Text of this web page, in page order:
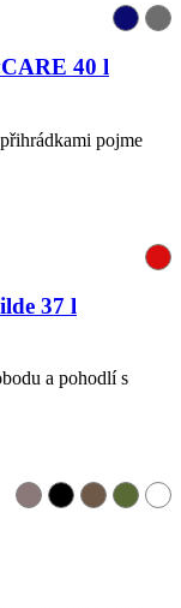
40 l
pojme
37 l
a pohodlí s